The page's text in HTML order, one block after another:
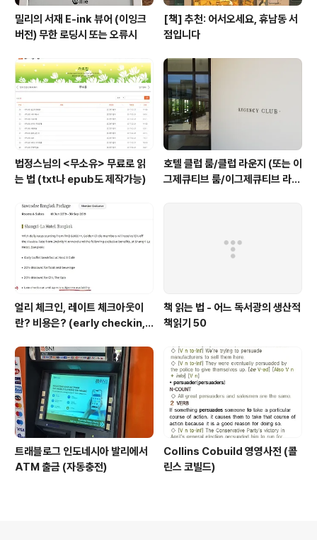
밀리의 서재 E-ink 뷰어 (이잉크
버전) 무한 로딩시 또는 오류시
[책] 추천: 어서오세요, 휴남동 서
점입니다
법정스님의 <무소유> 무료로 읽
는 법 (txt나 epub도 제작가능)
호텔 클럽 룸/클럽 라운지 (또는 이
그제큐티브 룸/이그제큐티브 라운
얼리 체크인, 레이트 체크아웃이
란? 비용은? (early checkin, l
책 읽는 법 - 어느 독서광의 생산적
책읽기 50
트래블로그 인도네시아 발리에서
ATM 출금 (자동충전)
Collins Cobuild 영영사전 (콜
린스 코빌드)